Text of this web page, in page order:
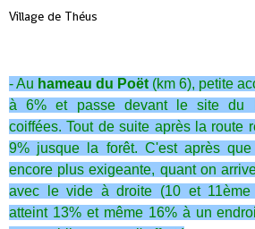
Village de Théus
- Au hameau du Poët (km 6), petite
à 6% et passe devant le site du
coiffées. Tout de suite après la route
9% jusque la forêt. C'est après
encore plus exigeante, quant on
avec le vide à droite (10 et 11ème
atteint 13% et même 16% à un